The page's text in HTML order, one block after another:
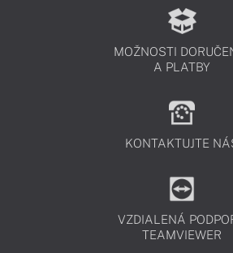
MOŽNOSTI
A PLATBY
KONTAKTUJTE
VZDIALENÁ
TEAMVIEWER